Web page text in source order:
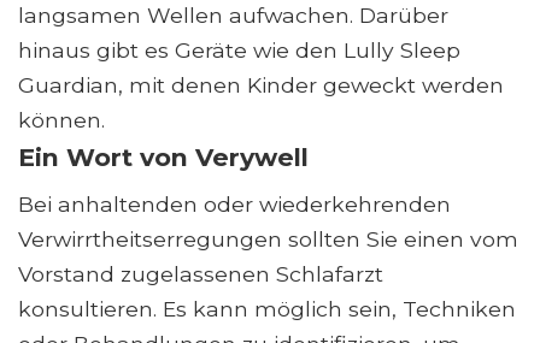
langsamen Wellen aufwachen. Darüber
hinaus gibt es Geräte wie den Lully Sleep
Guardian, mit denen Kinder geweckt werden
können.
Ein Wort von Verywell
Bei anhaltenden oder wiederkehrenden
Verwirrtheitserregungen sollten Sie einen vom
Vorstand zugelassenen Schlafarzt
konsultieren. Es kann möglich sein, Techniken